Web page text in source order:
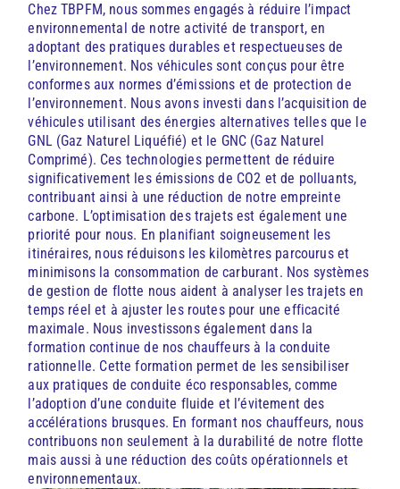
Chez TBPFM, nous sommes engagés à réduire l’impact
environnemental de notre activité de transport, en
adoptant des pratiques durables et respectueuses de
l’environnement. Nos véhicules sont conçus pour être
conformes aux normes d’émissions et de protection de
l’environnement. Nous avons investi dans l’acquisition de
véhicules utilisant des énergies alternatives telles que le
GNL (Gaz Naturel Liquéfié) et le GNC (Gaz Naturel
Comprimé). Ces technologies permettent de réduire
significativement les émissions de CO2 et de polluants,
contribuant ainsi à une réduction de notre empreinte
carbone. L’optimisation des trajets est également une
priorité pour nous. En planifiant soigneusement les
itinéraires, nous réduisons les kilomètres parcourus et
minimisons la consommation de carburant. Nos systèmes
de gestion de flotte nous aident à analyser les trajets en
temps réel et à ajuster les routes pour une efficacité
maximale. Nous investissons également dans la
formation continue de nos chauffeurs à la conduite
rationnelle. Cette formation permet de les sensibiliser
aux pratiques de conduite éco responsables, comme
l’adoption d’une conduite fluide et l’évitement des
accélérations brusques. En formant nos chauffeurs, nous
contribuons non seulement à la durabilité de notre flotte
mais aussi à une réduction des coûts opérationnels et
environnementaux.